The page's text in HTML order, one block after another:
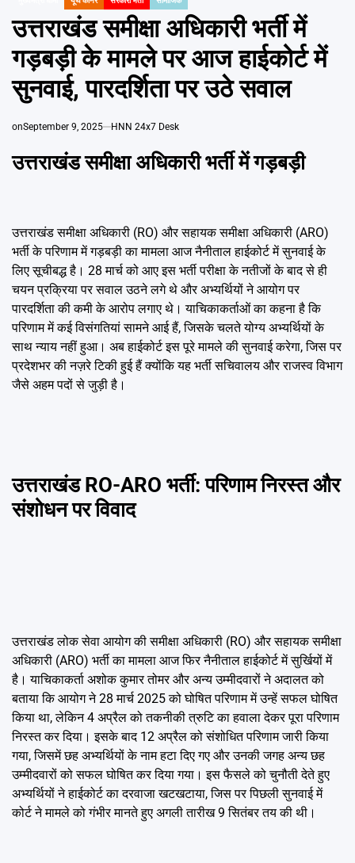
उत्तराखंड समीक्षा अधिकारी भर्ती में
गड़बड़ी के मामले पर आज हाईकोर्ट में
सुनवाई, पारदर्शिता पर उठे सवाल
onSeptember 9, 2025 HNN 24x7 Desk
उत्तराखंड समीक्षा अधिकारी भर्ती में गड़बड़ी
उत्तराखंड समीक्षा अधिकारी (RO) और सहायक समीक्षा अधिकारी (ARO)
भर्ती के परिणाम में गड़बड़ी का मामला आज नैनीताल हाईकोर्ट में सुनवाई के
लिए सूचीबद्ध है। 28 मार्च को आए इस भर्ती परीक्षा के नतीजों के बाद से ही
चयन प्रक्रिया पर सवाल उठने लगे थे और अभ्यर्थियों ने आयोग पर
पारदर्शिता की कमी के आरोप लगाए थे। याचिकाकर्ताओं का कहना है कि
परिणाम में कई विसंगतियां सामने आई हैं, जिसके चलते योग्य अभ्यर्थियों के
साथ न्याय नहीं हुआ। अब हाईकोर्ट इस पूरे मामले की सुनवाई करेगा, जिस पर
प्रदेशभर की नज़रे टिकी हुई हैं क्योंकि यह भर्ती सचिवालय और राजस्व विभाग
जैसे अहम पदों से जुड़ी है।
उत्तराखंड RO-ARO भर्ती: परिणाम निरस्त और
संशोधन पर विवाद
उत्तराखंड लोक सेवा आयोग की समीक्षा अधिकारी (RO) और सहायक समीक्षा
अधिकारी (ARO) भर्ती का मामला आज फिर नैनीताल हाईकोर्ट में सुर्खियों में
है। याचिकाकर्ता अशोक कुमार तोमर और अन्य उम्मीदवारों ने अदालत को
बताया कि आयोग ने 28 मार्च 2025 को घोषित परिणाम में उन्हें सफल घोषित
किया था, लेकिन 4 अप्रैल को तकनीकी त्रुटि का हवाला देकर पूरा परिणाम
निरस्त कर दिया। इसके बाद 12 अप्रैल को संशोधित परिणाम जारी किया
गया, जिसमें छह अभ्यर्थियों के नाम हटा दिए गए और उनकी जगह अन्य छह
उम्मीदवारों को सफल घोषित कर दिया गया। इस फैसले को चुनौती देते हुए
अभ्यर्थियों ने हाईकोर्ट का दरवाजा खटखटाया, जिस पर पिछली सुनवाई में
कोर्ट ने मामले को गंभीर मानते हुए अगली तारीख 9 सितंबर तय की थी।